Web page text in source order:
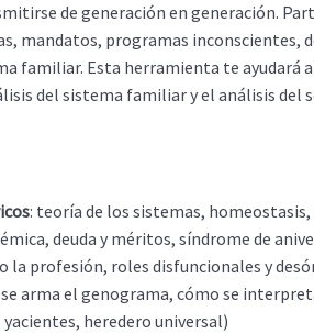
de generación en generación.
mandatos, programas inconscientes,
familiar. Esta herramienta te ayudará a
del sistema familiar y el análisis del
: teoría de los sistemas,
deuda y méritos, síndrome de
la profesión, roles disfuncionales y
arma el genograma, cómo se
heredero universal)